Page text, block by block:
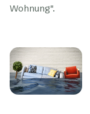
Wohnung".